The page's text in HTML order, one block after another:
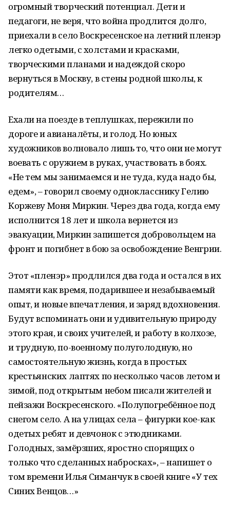
огромный творческий потенциал. Дети и
педагоги, не веря, что война продлится долго,
приехали в село Воскресенское на летний пленэр
легко одетыми, с холстами и красками,
творческими планами и надеждой скоро
вернуться в Москву, в стены родной школы, к
родителям…
Ехали на поезде в теплушках, пережили по
дороге и авианалёты, и голод. Но юных
художников волновало лишь то, что они не могут
воевать с оружием в руках, участвовать в боях.
«Не тем мы занимаемся и не туда, куда надо бы,
едем», – говорил своему однокласснику Гелию
Коржеву Моня Миркин. Через два года, когда ему
исполнится 18 лет и школа вернется из
эвакуации, Миркин запишется добровольцем на
фронт и погибнет в бою за освобождение Венгрии.
Этот «пленэр» продлился два года и остался в их
памяти как время, подарившее и незабываемый
опыт, и новые впечатления, и заряд вдохновения.
Будут вспоминать они и удивительную природу
этого края, и своих учителей, и работу в колхозе,
и трудную, по-военному полуголодную, но
самостоятельную жизнь, когда в простых
крестьянских лаптях по несколько часов летом и
зимой, под открытым небом писали жителей и
пейзажи Воскресенского. «Полупогребённое под
снегом село. А на улицах села – фигурки кое-как
одетых ребят и девчонок с этюдниками.
Голодных, замёрзших, яростно спорящих о
только что сделанных набросках», – напишет о
том времени Илья Симанчук в своей книге «У тех
Синих Венцов…»